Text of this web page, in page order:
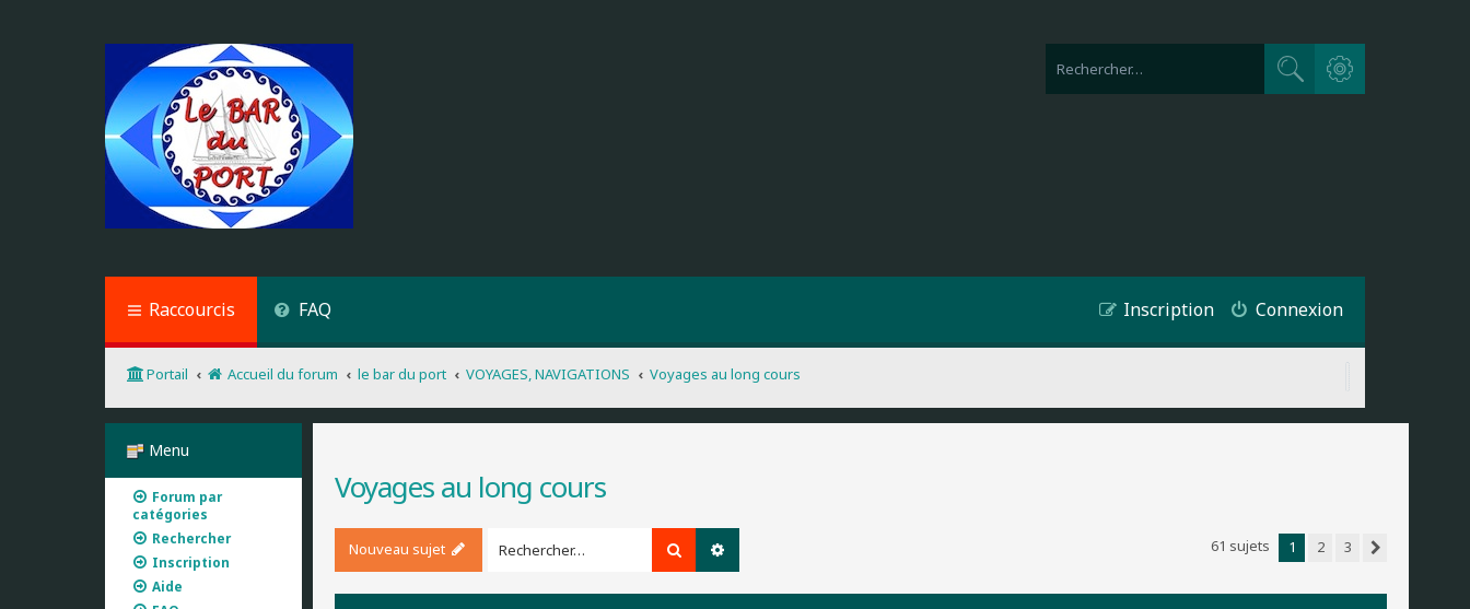
Rechercher
Recherche avancée
Raccourcis FAQ Connexion
Inscription
Portail Accueil du forum le bar du port VOYAGES, NAVIGATIONS Voyages au long cours
Voyages au long cours
Nouveau sujet Rechercher 61 sujets 1 2
3
Menu
Forum par
catégories
Rechercher
Inscription
Aide